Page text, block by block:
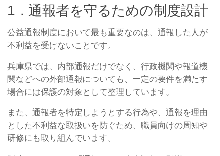
1．通報者を守るための制度設計
公益通報制度において最も重要なのは、通報した人が
不利益を受けないことです。
兵庫県では、内部通報だけでなく、行政機関や報道機
関などへの外部通報についても、一定の要件を満たす
場合には保護の対象として整理しています。
また、通報者を特定しようとする行為や、通報を理由
とした不利益な取扱いを防ぐため、職員向けの周知や
研修にも取り組んでいます。